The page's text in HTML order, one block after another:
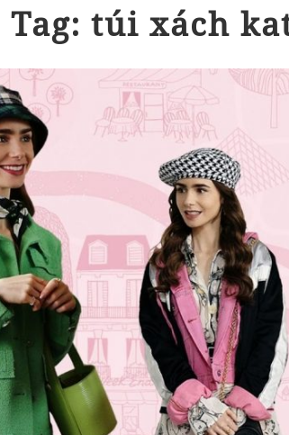
Tag: túi xách